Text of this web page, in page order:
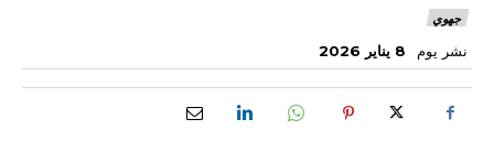
جهوي
نشر يوم 8 يناير 2026